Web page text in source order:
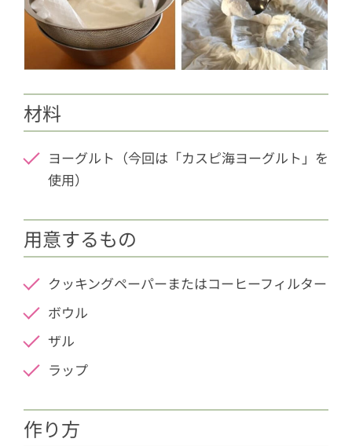
材料
ヨーグルト（今回は「カスピ海ヨーグルト」を
使用）
用意するもの
クッキングペーパーまたはコーヒーフィルター
ボウル
ザル
ラップ
作り方